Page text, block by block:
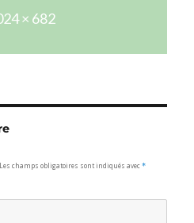
× 682
Les champs obligatoires sont indiqués avec*